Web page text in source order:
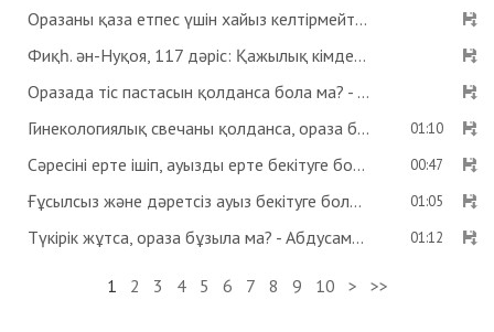
Оразаны қаза етпес үшін хайыз келтірмейтін дәрі ішсе бола ма? Көзге дәрі тамызса ораза бұзыла ма? - Абдусамат Қасым
Фиқһ. ән-Нуқоя, 117 дәріс: Қажылық кімдерге парыз? - Абдусамат Қасым
Оразада тіс пастасын қолданса бола ма? - Абдусамат Қасым
Гинекологиялық свечаны қолданса, ораза бұзыла ма? - Абдусамат Қасым
01:10
Сәресіні ерте ішіп, ауызды ерте бекітуге бола ма? - Абдусамат Қасым 00:47
Ғұсылсыз және дәретсіз ауыз бекітуге бола ма? - Абдусамат Қасым 01:05
Түкірік жұтса, ораза бұзыла ма? - Абдусамат Қасым 01:12
1 2 3 4 5 6 7 8 9 10 > >>